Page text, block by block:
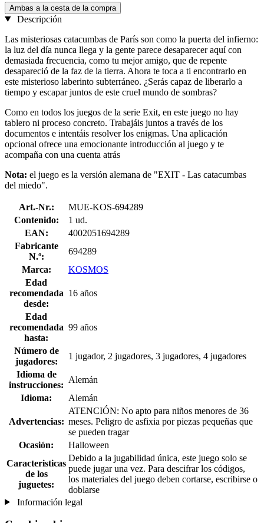
Ambas a la cesta de la compra
Descripción
Las misteriosas catacumbas de París son como la puerta del infierno:
la luz del día nunca llega y la gente parece desaparecer aquí con
demasiada frecuencia, como tu mejor amigo, que de repente
desapareció de la faz de la tierra. Ahora te toca a ti encontrarlo en
este misterioso laberinto subterráneo. ¿Serás capaz de liberarlo a
tiempo y escapar juntos de este cruel mundo de sombras?
Como en todos los juegos de la serie Exit, en este juego no hay
tablero ni proceso concreto. Trabajáis juntos a través de los
documentos e intentáis resolver los enigmas. Una aplicación
opcional ofrece una emocionante introducción al juego y te
acompaña con una cuenta atrás
Nota: el juego es la versión alemana de "EXIT - Las catacumbas
del miedo".
Art.-Nr.:
MUE-KOS-694289
Contenido:
1 ud.
EAN:
4002051694289
Fabricante
N.º:
694289
Marca:
KOSMOS
Edad
recomendada
desde:
16 años
Edad
recomendada
hasta:
99 años
Número de
jugadores:
1 jugador, 2 jugadores, 3 jugadores, 4 jugadores
Idioma de
instrucciones:
Alemán
Idioma:
Alemán
Advertencias:
ATENCIÓN: No apto para niños menores de 36
meses. Peligro de asfixia por piezas pequeñas que
se pueden tragar
Ocasión:
Halloween
Caracteristicas
de los
juguetes:
Debido a la jugabilidad única, este juego solo se
puede jugar una vez. Para descifrar los códigos,
los materiales del juego deben cortarse, escribirse o
doblarse
Información legal